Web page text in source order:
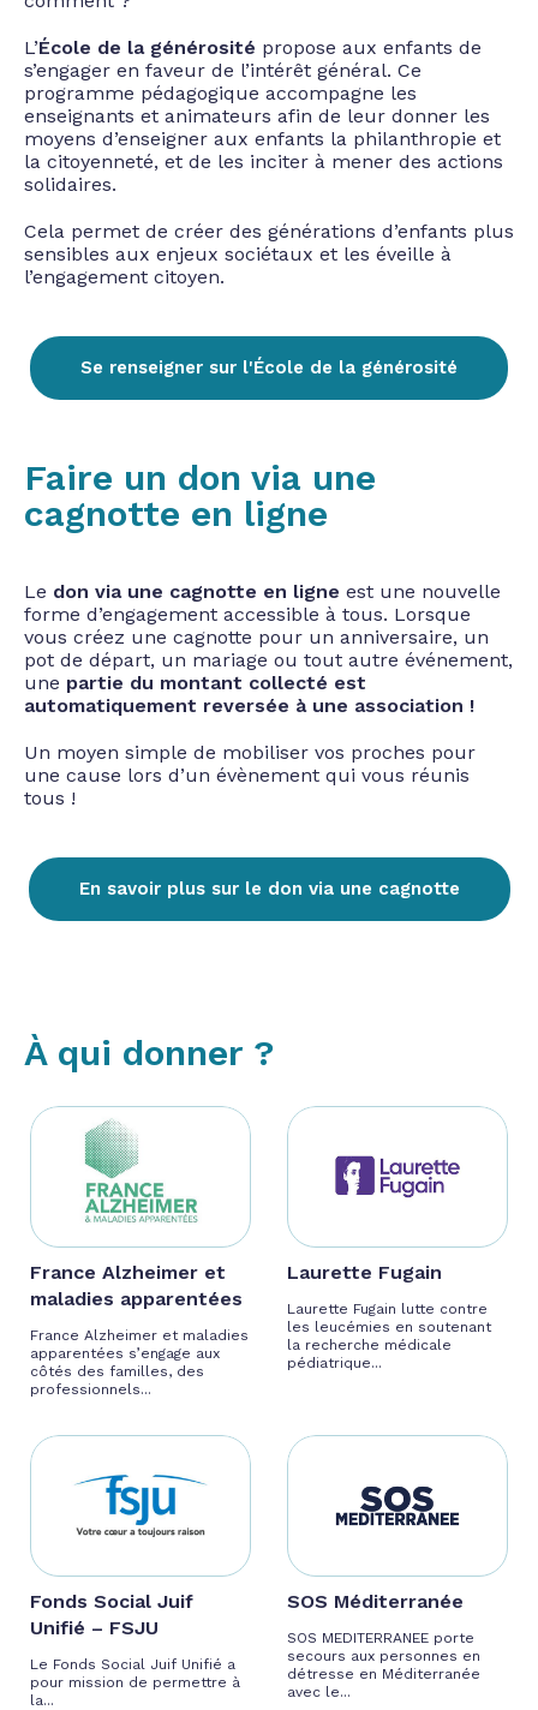
L’École de la générosité propose aux enfants de
s’engager en faveur de l’intérêt général. Ce
programme pédagogique accompagne les
enseignants et animateurs afin de leur donner les
moyens d’enseigner aux enfants la philanthropie et
la citoyenneté, et de les inciter à mener des actions
solidaires.
Cela permet de créer des générations d’enfants plus
sensibles aux enjeux sociétaux et les éveille à
l’engagement citoyen.
Se renseigner sur l'École de la générosité
Faire un don via une
cagnotte en ligne
Le don via une cagnotte en ligne est une nouvelle
forme d’engagement accessible à tous. Lorsque
vous créez une cagnotte pour un anniversaire, un
pot de départ, un mariage ou tout autre événement,
une partie du montant collecté est
automatiquement reversée à une association !
Un moyen simple de mobiliser vos proches pour
une cause lors d’un évènement qui vous réunis
tous !
En savoir plus sur le don via une cagnotte
À qui donner ?
France Alzheimer et
maladies apparentées
France Alzheimer et maladies
apparentées s’engage aux
côtés des familles, des
professionnels...
Laurette Fugain
Laurette Fugain lutte contre
les leucémies en soutenant
la recherche médicale
pédiatrique...
Fonds Social Juif
Unifié – FSJU
Le Fonds Social Juif Unifié a
pour mission de permettre à
la...
SOS Méditerranée
SOS MEDITERRANEE porte
secours aux personnes en
détresse en Méditerranée
avec le...